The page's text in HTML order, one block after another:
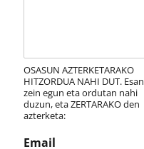
OSASUN AZTERKETARAKO
HITZORDUA NAHI DUT. Esan
zein egun eta ordutan nahi
duzun, eta ZERTARAKO den
azterketa:
Email